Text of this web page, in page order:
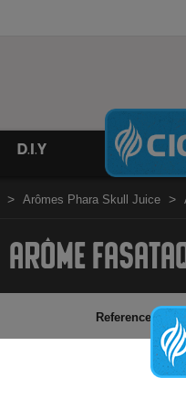
D.I.Y
Arômes Phara Skull Juice
ARÔME
Reference:
Vape
Biscuit,